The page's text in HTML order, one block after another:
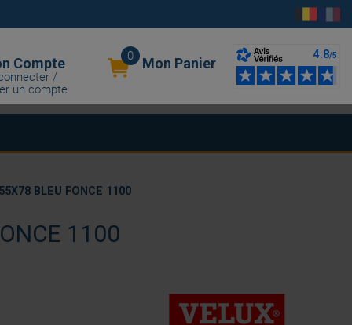
Compte
/
un compte
0 Mon Panier
1100
BLEU FONCE 1100